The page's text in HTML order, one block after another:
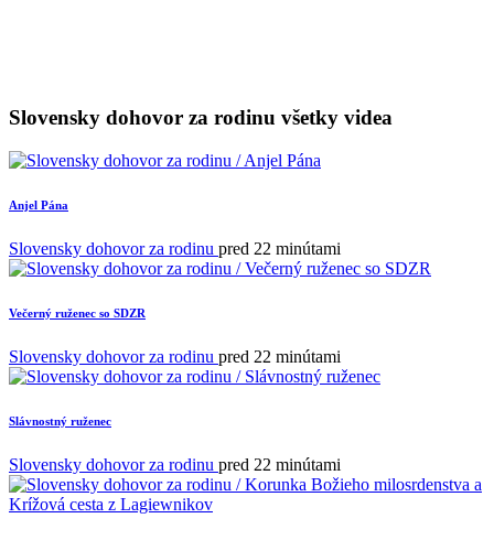
Slovensky dohovor za rodinu všetky videa
Anjel Pána
Slovensky dohovor za rodinu pred 22 minútami
Večerný ruženec so SDZR
Slovensky dohovor za rodinu pred 22 minútami
Slávnostný ruženec
Slovensky dohovor za rodinu pred 22 minútami